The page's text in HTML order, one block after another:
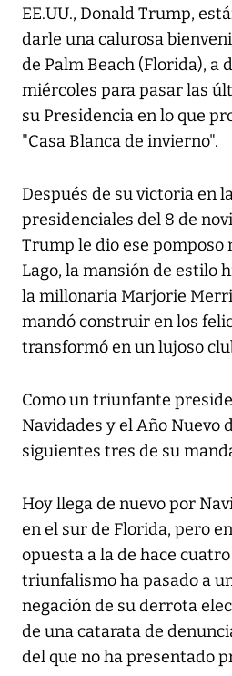
EE.UU., Donald Trump,
darle una calurosa
de Palm Beach (Florida), a
miércoles para pasar las
su Presidencia en lo que
"Casa Blanca de invierno".
Después de su victoria en
presidenciales del 8 de
Trump le dio ese pomposo
Lago, la mansión de estilo
la millonaria Marjorie
mandó construir en los
transformó en un lujoso
Como un triunfante
Navidades y el Año Nuevo
siguientes tres de su
Hoy llega de nuevo por
en el sur de Florida, pero
opuesta a la de hace
triunfalismo ha pasado a
negación de su derrota
de una catarata de
del que no ha presentado